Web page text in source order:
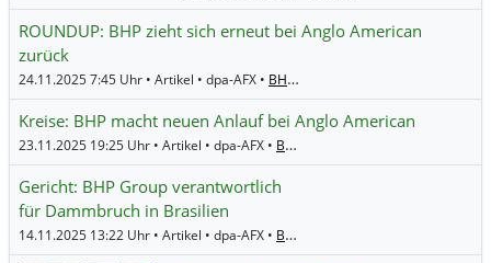
ROUNDUP: BHP zieht sich erneut bei Anglo American
zurück
24.11.2025 7:45 Uhr • Artikel • dpa-AFX • BHP Group
Kreise: BHP macht neuen Anlauf bei Anglo American
23.11.2025 19:25 Uhr • Artikel • dpa-AFX • BHP Group
Gericht: BHP Group verantwortlich
für Dammbruch in Brasilien
14.11.2025 13:22 Uhr • Artikel • dpa-AFX • BHP Group